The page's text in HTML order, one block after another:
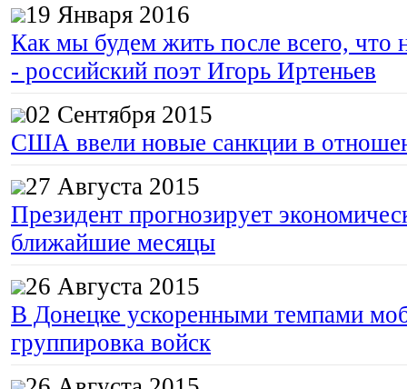
19 Января 2016
Как мы будем жить после всего, что
- российский поэт Игорь Иртеньев
02 Сентября 2015
США ввели новые санкции в
27 Августа 2015
Президент прогнозирует
ближайшие месяцы
26 Августа 2015
В Донецке ускоренными темпами
группировка войск